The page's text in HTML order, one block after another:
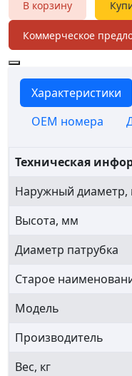
В корзину
Коммерческое
Характеристики
OEM номера
Техническая
Наружный
Высота, мм
Диаметр патрубка
Старое
Модель
Производитель
Вес, кг